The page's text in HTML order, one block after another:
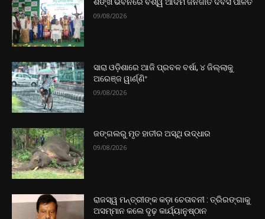
09/08/2026
ସାରା ଓଡ଼ିଶାରେ ଆଜି ପ୍ରବଳ ବର୍ଷା, ୪ ଜିଲ୍ଲାକୁ
ଅରେଞ୍ଜ ୱାର୍ଣ୍ଣିଂ
09/08/2026
ଜଙ୍ଗଲରୁ ମୃତ ହାତୀର ଅସ୍ଥି ଉଦ୍ଧାର
09/08/2026
ରାଜସ୍ୱ ମନ୍ତ୍ରୀଙ୍କ କଡ଼ା ଚେତାବନୀ : ତ୍ରିରଙ୍ଗାକୁ
ଅସମ୍ମାନ କଲେ ଦୃଢ଼ କାର୍ଯ୍ୟାନୁଷ୍ଠାନ